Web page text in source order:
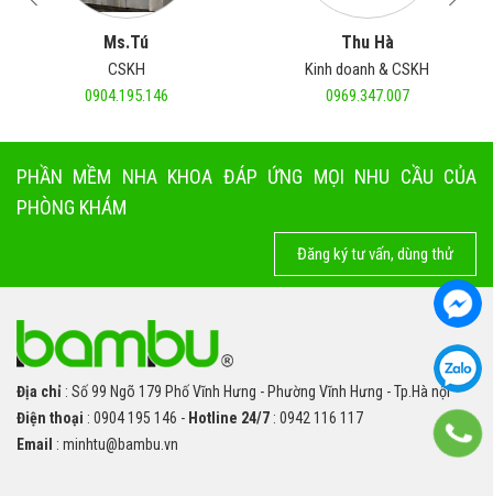
Ms.Tú
CSKH
0904.195.146
Thu Hà
Kinh doanh & CSKH
0969.347.007
PHẦN MỀM NHA KHOA ĐÁP ỨNG MỌI NHU CẦU CỦA
PHÒNG KHÁM
Đăng ký tư vấn, dùng thử
Địa chỉ : Số 99 Ngõ 179 Phố Vĩnh Hưng - Phường Vĩnh Hưng - Tp.Hà nội
Điện thoại : 0904 195 146 - Hotline 24/7 : 0942 116 117
Email : minhtu@bambu.vn